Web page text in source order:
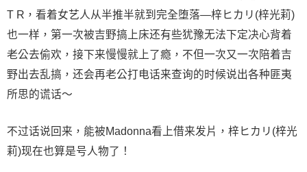
T R，看着女艺人从半推半就到完全堕落—梓ヒカリ(梓光莉)
也一样，第一次被吉野搞上床还有些犹豫无法下定决心背着
老公去偷欢，接下来慢慢就上了瘾，不但一次又一次陪着吉
野出去乱搞，还会再老公打电话来查询的时候说出各种匪夷
所思的谎话～
不过话说回来，能被Madonna看上借来发片，梓ヒカリ(梓光
莉)现在也算是号人物了！